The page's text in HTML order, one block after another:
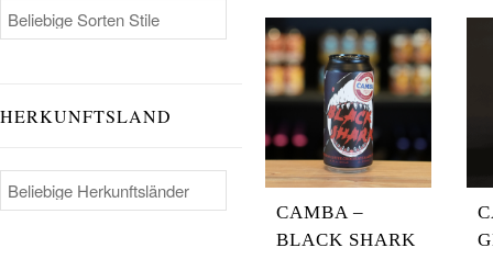
HERKUNFTSLAND
CAMBA –
BLACK SHARK